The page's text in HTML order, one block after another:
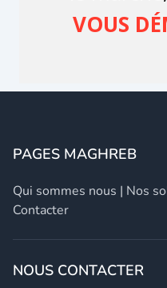
PAGES MAGHREB
Qui sommes nous | Nos
Contacter
NOUS CONTACTER